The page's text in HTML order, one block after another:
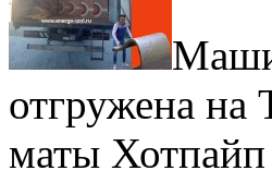
отгружена
маты Хотпайп